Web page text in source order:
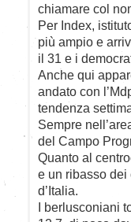
chiamare col
Per Index,
più ampio e
il 31 e i
Anche qui
andato con
tendenza
Sempre
del Campo
Quanto al
e un ribasso dei
d’Italia.
I berlusconiani